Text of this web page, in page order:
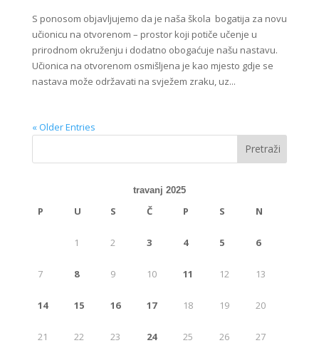
S ponosom objavljujemo da je naša škola bogatija za novu
učionicu na otvorenom – prostor koji potiče učenje u
prirodnom okruženju i dodatno obogaćuje našu nastavu.
Učionica na otvorenom osmišljena je kao mjesto gdje se
nastava može održavati na svježem zraku, uz...
« Older Entries
travanj 2025
P U S Č P S N
1 2 3 4 5 6
7 8 9 10 11 12 13
14 15 16 17 18 19 20
21 22 23 24 25 26 27